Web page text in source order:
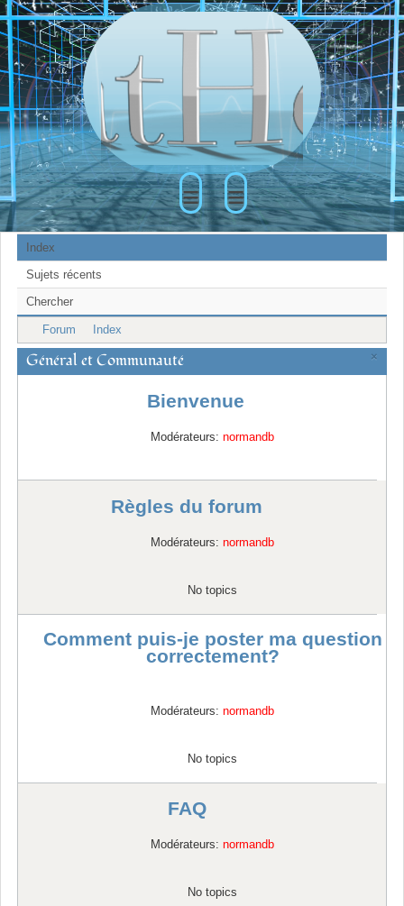
≡ ≡
Index
Sujets récents
Chercher
Forum
Index
×
Général et Communauté
Bienvenue
Modérateurs:normandb
Règles du forum
Modérateurs:normandb
No topics
Comment puis-je poster ma question
correctement?
Modérateurs:normandb
No topics
FAQ
Modérateurs:normandb
No topics